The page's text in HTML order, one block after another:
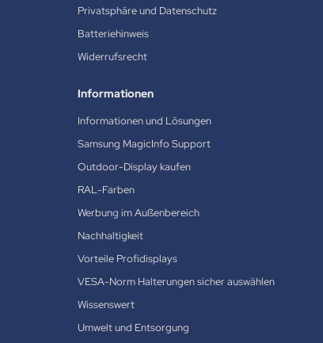
Privatsphäre und Datenschutz
Batteriehinweis
Widerrufsrecht
Informationen
Informationen und Lösungen
Samsung MagicInfo Support
Outdoor-Display kaufen
RAL-Farben
Werbung im Außenbereich
Nachhaltigkeit
Vorteile Profidisplays
VESA-Norm Halterungen sicher auswählen
Wissenswert
Umwelt und Entsorgung